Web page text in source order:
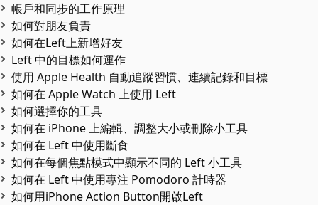
帳戶和同步的工作原理
如何對朋友負責
如何在Left上新增好友
Left 中的目標如何運作
使用 Apple Health 自動追蹤習慣、連續記錄和目標
如何在 Apple Watch 上使用 Left
如何選擇你的工具
如何在 iPhone 上編輯、調整大小或刪除小工具
如何在 Left 中使用斷食
如何在每個焦點模式中顯示不同的 Left 小工具
如何在 Left 中使用專注 Pomodoro 計時器
如何用iPhone Action Button開啟Left